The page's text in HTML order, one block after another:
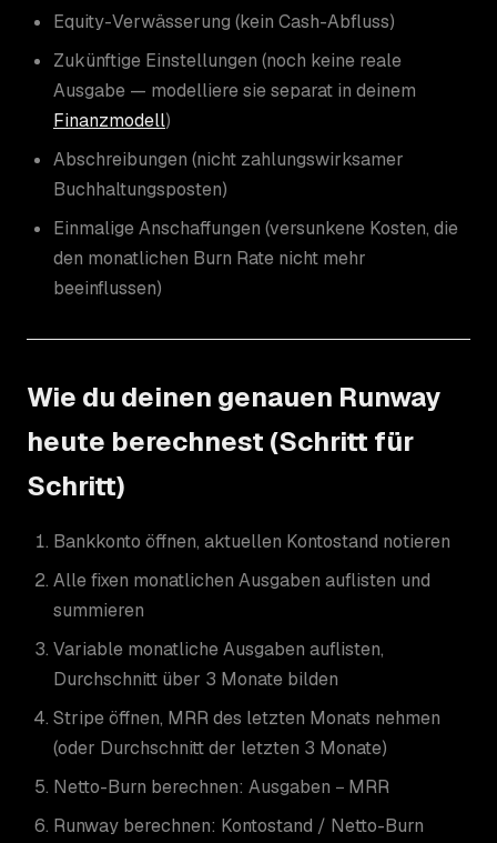
Equity-Verwässerung (kein Cash-Abfluss)
Zukünftige Einstellungen (noch keine reale
Ausgabe — modelliere sie separat in deinem
Finanzmodell)
Abschreibungen (nicht zahlungswirksamer
Buchhaltungsposten)
Einmalige Anschaffungen (versunkene Kosten, die
den monatlichen Burn Rate nicht mehr
beeinflussen)
Wie du deinen genauen Runway
heute berechnest (Schritt für
Schritt)
Bankkonto öffnen, aktuellen Kontostand notieren
Alle fixen monatlichen Ausgaben auflisten und
summieren
Variable monatliche Ausgaben auflisten,
Durchschnitt über 3 Monate bilden
Stripe öffnen, MRR des letzten Monats nehmen
(oder Durchschnitt der letzten 3 Monate)
Netto-Burn berechnen: Ausgaben − MRR
Runway berechnen: Kontostand / Netto-Burn